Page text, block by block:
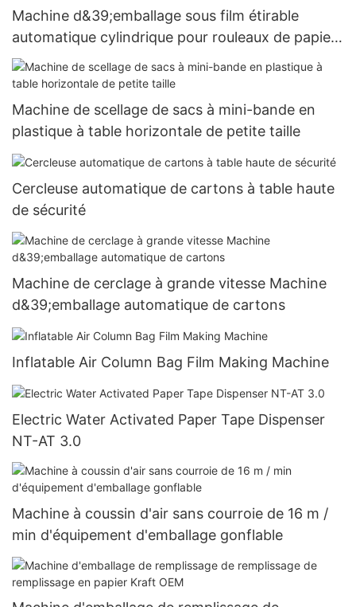
Machine d&39;emballage sous film étirable
automatique cylindrique pour rouleaux de papier
d&39;emballage d&39;une longueur de 500 à
1500 mm
Machine de scellage de sacs à mini-bande en
plastique à table horizontale de petite taille
Cercleuse automatique de cartons à table haute
de sécurité
Machine de cerclage à grande vitesse Machine
d&39;emballage automatique de cartons
Inflatable Air Column Bag Film Making Machine
Electric Water Activated Paper Tape Dispenser
NT-AT 3.0
Machine à coussin d'air sans courroie de 16 m /
min d'équipement d'emballage gonflable